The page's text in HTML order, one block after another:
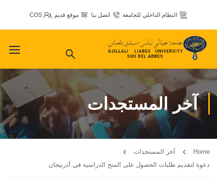
النظام الداخلي للجامعة اتصل بنا موقع قديم COS
آخر المستجدات
Home
آخر المستجدات
دعوة لتقديم طلبات الحصول على المنح الدراسية في أذربيجان